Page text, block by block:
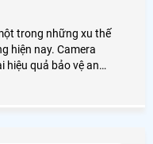
trong những xu thế
Camera
hiệu quả bảo vệ an